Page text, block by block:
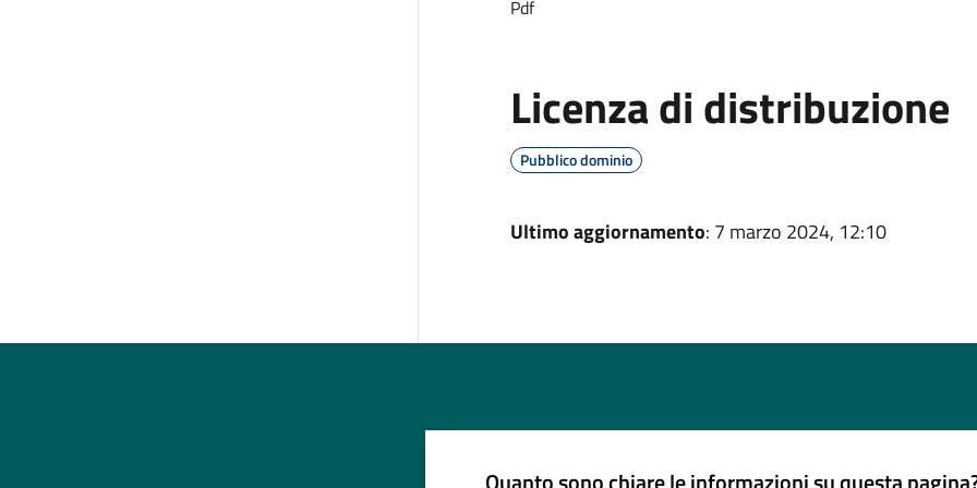
Pdf
Licenza di distribuzione
Pubblico dominio
Ultimo aggiornamento: 7 marzo 2024, 12:10